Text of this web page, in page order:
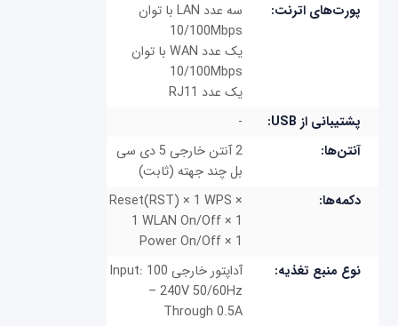
پورت‌های اترنت:
سه عدد LAN با توان
10/100Mbps
یک عدد WAN با توان
10/100Mbps
یک عدد RJ11
پشتیبانی از USB:
-
آنتن‌ها:
2 آنتن خارجی 5 دی سی
بل چند جهته (ثابت)
دکمه‌ها:
Reset(RST) × 1 WPS ×
1 WLAN On/Off × 1
Power On/Off × 1
نوع منبع تغذیه:
آداپتور خارجی Input: 100
– 240V 50/60Hz
Through 0.5A